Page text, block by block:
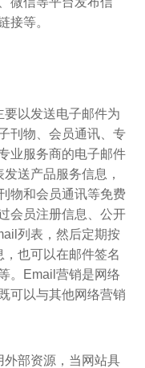
接等。
以发送电子邮件为
刊物、会员通讯、专
业服务商的电子邮件
送产品服务信息，
物和会员通讯等免费
会员注册信息、公开
列表，然后定期按
也可以在邮件签名
。Email营销是网络
可以与其他网络营销
部资源，当网站具